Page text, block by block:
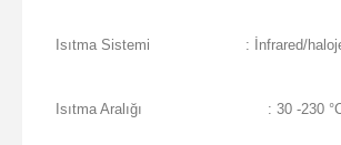
Isıtma Sistemi : İnfrared/
Isıtma Aralığı : 30 -230